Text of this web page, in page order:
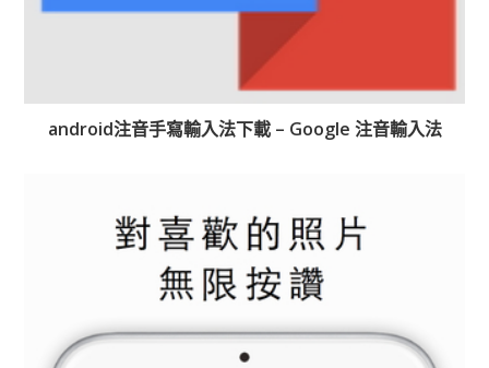
android注音手寫輸入法下載 – Google 注音輸入法